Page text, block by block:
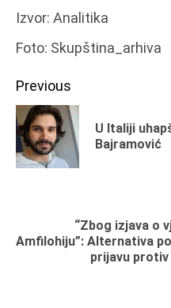
Izvor: Analitika
Foto: Skupština_arhiva
Continue
Reading
Previous
U Italiji
Bajramović
Next
“Zbog izjava o
Amfilohiju”: Alternativa
prijavu protiv